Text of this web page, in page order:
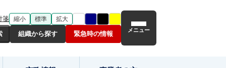
箋 縮小 標準 拡大
組織から探す 緊急時の情報 メニュー